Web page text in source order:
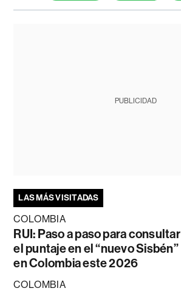
PUBLICIDAD
LAS MÁS VISITADAS
COLOMBIA
RUI: Paso a paso para consultar
el puntaje en el “nuevo Sisbén”
en Colombia este 2026
COLOMBIA